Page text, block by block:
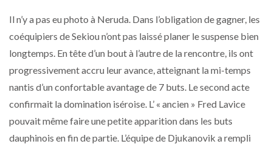
Il n’y a pas eu photo à Neruda. Dans l’obligation de gagner, les
coéquipiers de Sekiou n’ont pas laissé planer le suspense bien
longtemps. En tête d’un bout à l’autre de la rencontre, ils ont
progressivement accru leur avance, atteignant la mi-temps
nantis d’un confortable avantage de 7 buts. Le second acte
confirmait la domination iséroise. L’ « ancien » Fred Lavice
pouvait même faire une petite apparition dans les buts
dauphinois en fin de partie. L’équipe de Djukanovik a rempli